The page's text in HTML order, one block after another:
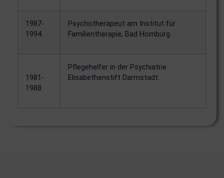
1987-
1994
Psychotherapeut am Institut für
Familientherapie, Bad Homburg
1981-
1988
Pflegehelfer in der Psychiatrie .
Elisabethenstift Darmstadt.